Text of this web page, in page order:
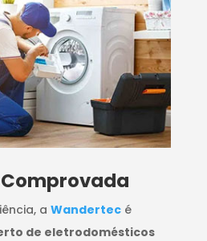
a Wandertecé
de eletrodomésticos